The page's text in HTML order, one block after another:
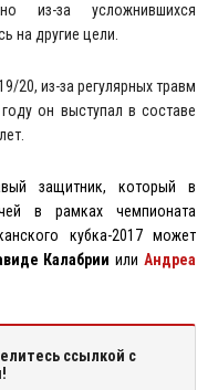
из-за усложнившихся
на другие цели.
20, из-за регулярных травм
он выступал в составе
защитник, который в
в рамках чемпионата
кубка-2017 может
Калабрии илиАндреа
ссылкой с